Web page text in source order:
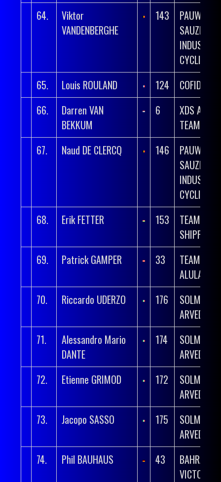
64.
Viktor
VANDENBERGHE
143
PAUWELS
SAUZEN –
CYCLING
65.
Louis ROULAND 124
COFIDIS
66.
Darren VAN
BEKKUM
6
XDS
TEAM
67.
Naud DE CLERCQ 146
PAUWELS
SAUZEN –
CYCLING
68.
Erik FETTER 153
TEAM
SHIPPING
69.
Patrick GAMPER 33
TEAM
ALULA
70.
Riccardo UDERZO 176
SOLME
ARVEDI
71.
Alessandro Mario
DANTE
174
SOLME
ARVEDI
72.
Etienne GRIMOD 172
SOLME
ARVEDI
73.
Jacopo SASSO 175
SOLME
ARVEDI
74.
Phil BAUHAUS 43
BAHRAIN